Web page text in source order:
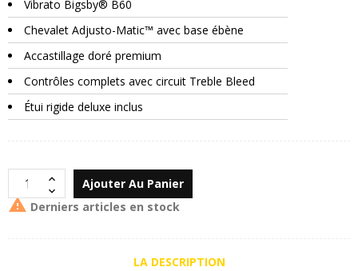
Vibrato Bigsby® B60
Chevalet Adjusto-Matic™ avec base ébène
Accastillage doré premium
Contrôles complets avec circuit Treble Bleed
Étui rigide deluxe inclus
Ajouter Au Panier
 Derniers articles en stock
LA DESCRIPTION